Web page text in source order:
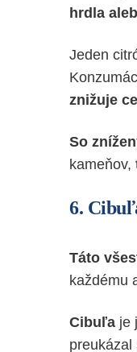
hrdla
Jeden
znižuje
So
kameňov,
6.
Táto
každému
Cibuľa je
preukázal